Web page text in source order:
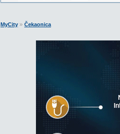
MyCity » Čekaonica